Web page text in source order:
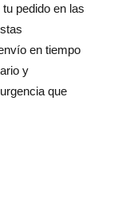
pedido en las
en tiempo
y
que